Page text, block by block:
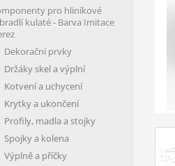
pro hliníkové
kulaté - Barva Imitace
Dekorační prvky
Držáky skel a výplní
Kotvení a uchycení
Krytky a ukončení
Profily, madla a stojky
Spojky a kolena
Výplně a příčky